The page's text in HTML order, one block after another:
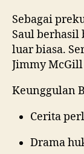
Sebagai
Saul
luar biasa.
Jimmy
Keunggulan
Cerita
Drama